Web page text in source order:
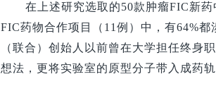
在上述研究选取的50款肿瘤FIC新
FIC药物合作项目（11例）中，有64%
（联合）创始人以前曾在大学担任终身
想法，更将实验室的原型分子带入成药轨